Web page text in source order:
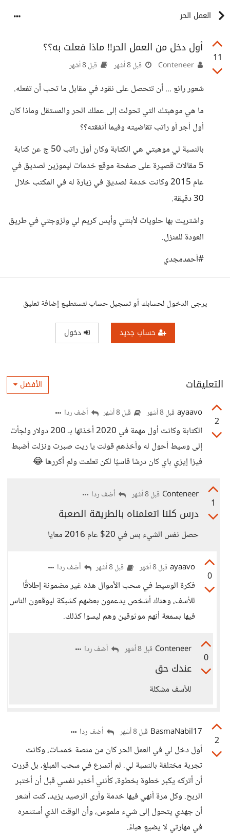
العمل الحر
11
أول دخل من العمل الحر!! ماذا فعلت به؟؟
قبل 8 أشهر قبل 8 أشهر
شعور رائع ... أن تتحصل على نقود في مقابل ما تحب أن تفعله.
ما هي موهبتك التي تحولت إلى عملك الحر والمستقل وماذا كان
أول أجر أو راتب تقاضيته وفيما أنفقته؟؟
بالنسبة لي موهبتي هي الكتابة وكان أول راتب 50 ج عن كتابة
5 مقالات قصيرة على صفحة موقع خدمات ليموزين لصديق في
عام 2015 وكانت خدمة لصديق في زيارة له في المكتب خلال
30 دقيقة.
واشتريت بها حلويات لأبنتي وأيس كريم لي ولزوجتي في طريق
العودة للمنزل.
#أحمدمجدي
يرجى الدخول لحسابك أو تسجيل حساب لتستطيع إضافة تعليق
حساب جديد دخول
التعليقات الأفضل
2
ayaavo قبل 8 أشهر قبل 8 أشهر أضف ردا
الكتابة وكانت أول مهمة في 2020 أخذتها بـ 200 دولار ولجأت
إلى وسيط أحول له وأخذهم قولت يا ريت صبرت ونزلت أضبط
فيزا إيزي باي كان درسًا قاسيًا لكن تعلمت ولم أكررها 😂
1
Conteneer قبل 8 أشهر أضف ردا
درس كلنا اتعلمناه بالطريقة الصعبة
حصل نفس الشيء بس في 20$ عام 2016 معايا
0
ayaavo قبل 8 أشهر قبل 8 أشهر أضف ردا
فكرة الوسيط في سحب الأموال هذه غير مضمونة إطلاقًا
للأسف، وهناك أشخص يدعمون بعضهم كشبكة ليوقعون الناس
فيها بسمعة أنهم موثوقين وهم ليسوا كذلك.
0
Conteneer قبل 8 أشهر أضف ردا
عندك حق
للأسف مشكلة
2
BasmaNabil17 قبل 8 أشهر أضف ردا
أول دخل لي في العمل الحر كان من منصة خمسات، وكانت
تجربة مختلفة بالنسبة لي. لم أتسرع في سحب المبلغ، بل قررت
أن أتركه يكبر خطوة بخطوة، كأنني أختبر نفسي قبل أن أختبر
الربح. وكل مرة أنهي فيها خدمة وأرى الرصيد يزيد، كنت أشعر
أن جهدي يتحول إلى شيء ملموس، وأن الوقت الذي أستثمره
في مهارتي لا يضيع هباءً.